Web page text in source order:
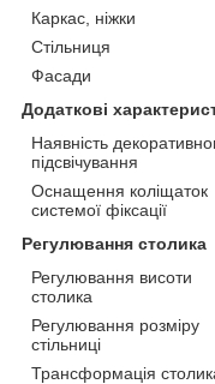
Каркас, ніжки
Стільниця
Фасади
Додаткові
Наявність
підсвічування
Оснащення коліщаток
системої фіксації
Регулювання столика
Регулювання висоти
столика
Регулювання розміру
стільниці
Трансформація